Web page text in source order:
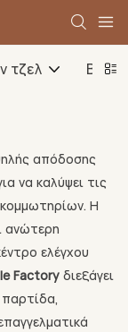
τζελ
απόδοσης
να καλύψει τις
Η
ανώτερη
ελέγχου
Factory διεξάγει